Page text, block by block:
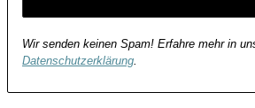
Wir senden keinen Spam! Erfahre mehr in
Datenschutzerklärung